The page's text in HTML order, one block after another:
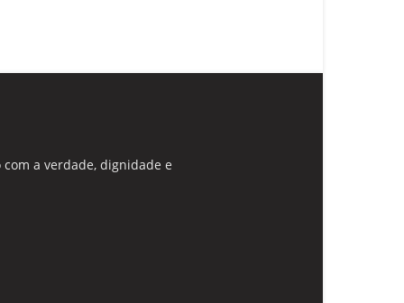
a verdade, dignidade e